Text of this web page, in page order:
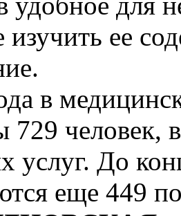
изучить ее
в
729 человек,
услуг. До
еще 449